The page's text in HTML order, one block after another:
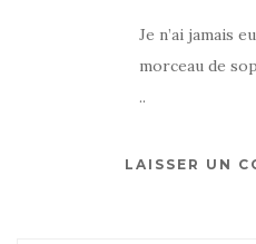
Je n’ai jamais
morceau de
..
LAISSER UN